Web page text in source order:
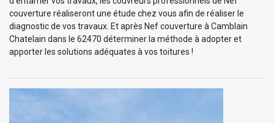
couverture réaliseront une étude chez vous afin de réaliser le
diagnostic de vos travaux. Et après Nef couverture à Camblain
Chatelain dans le 62470 déterminer la méthode à adopter et
apporter les solutions adéquates à vos toitures !